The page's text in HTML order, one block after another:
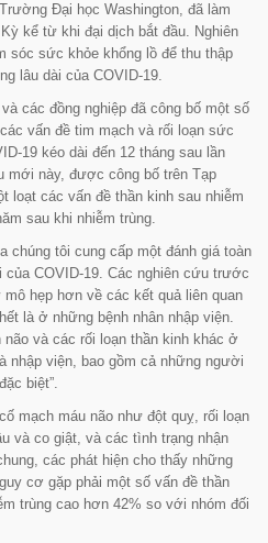
Đại học Washington, đã làm
kể từ khi đại dịch bắt đầu. Nghiên
sức khỏe khổng lồ để thu thập
lâu dài của COVID-19.
các đồng nghiệp đã công bố một số
vấn đề tim mạch và rối loạn sức
19 kéo dài đến 12 tháng sau lần
mới này, được công bố trên Tạp
loạt các vấn đề thần kinh sau nhiễm
sau khi nhiễm trùng.
chúng tôi cung cấp một đánh giá toàn
của COVID-19. Các nghiên cứu trước
hẹp hơn về các kết quả liên quan
là ở những bệnh nhân nhập viện.
não và các rối loạn thần kinh khác ở
nhập viện, bao gồm cả những người
biệt”.
mạch máu não như đột quỵ, rối loạn
và co giật, và các tình trạng nhận
các phát hiện cho thấy những
cơ gặp phải một số vấn đề thần
trùng cao hơn 42% so với nhóm đối